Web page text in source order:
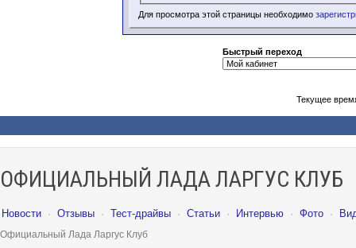
Для просмотра этой страницы необходимо
Быстрый переход
Текущее
ОФИЦИАЛЬНЫЙ ЛАДА ЛАРГУС КЛУБ
Новости · Отзывы · Тест-драйвы · Статьи · Интервью · Фото ·
Официальный Лада Ларгус Клуб